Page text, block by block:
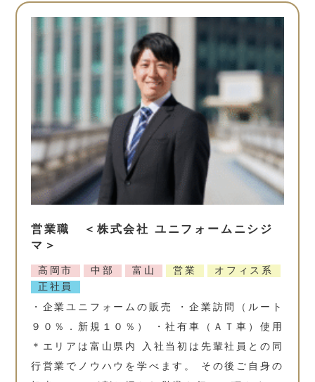
営業職 ＜株式会社 ユニフォームニシジ
マ＞
高岡市 中部 富山 営業
オフィス系
正社員
・企業ユニフォームの販売 ・企業訪問（ルート
９０％．新規１０％） ・社有車（ＡＴ車）使用
＊エリアは富山県内 入社当初は先輩社員との同
行営業でノウハウを学べます。 その後ご自身の